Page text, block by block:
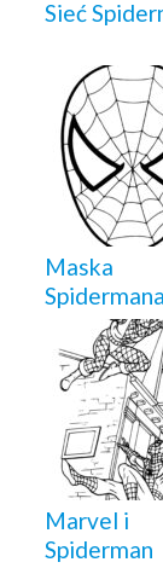
Sieć
Maska
Spidermana
Marvel i
Spiderman